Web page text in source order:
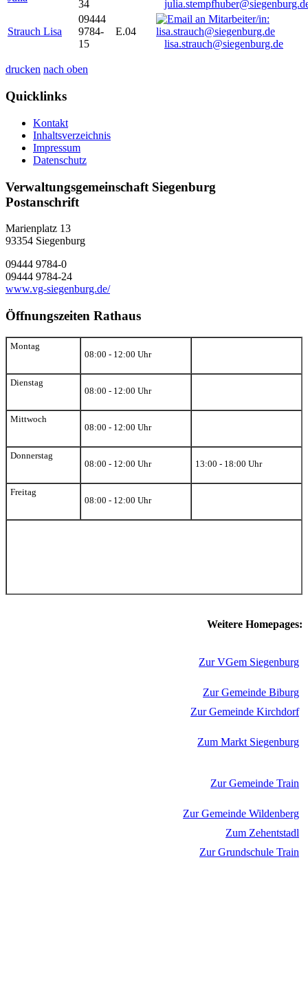
34
Strauch Lisa
09444
9784-
15
E.04
lisa.strauch@siegenburg.de
drucken nach oben
Quicklinks
Kontakt
Inhaltsverzeichnis
Impressum
Datenschutz
Verwaltungsgemeinschaft Siegenburg
Postanschrift
Marienplatz 13
93354 Siegenburg
09444 9784-0
09444 9784-24
www.vg-siegenburg.de/
Öffnungszeiten Rathaus
Montag
08:00 - 12:00 Uhr
Dienstag
08:00 - 12:00 Uhr
Mittwoch
08:00 - 12:00 Uhr
Donnerstag
08:00 - 12:00 Uhr
13:00 - 18:00 Uhr
Freitag
08:00 - 12:00 Uhr
Weitere Homepages:
Zur VGem Siegenburg
Zur Gemeinde Biburg
Zur Gemeinde Kirchdorf
Zum Markt Siegenburg
Zur Gemeinde Train
Zur Gemeinde Wildenberg
Zum Zehentstadl
Zur Grundschule Train